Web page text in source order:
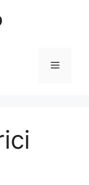
Menu